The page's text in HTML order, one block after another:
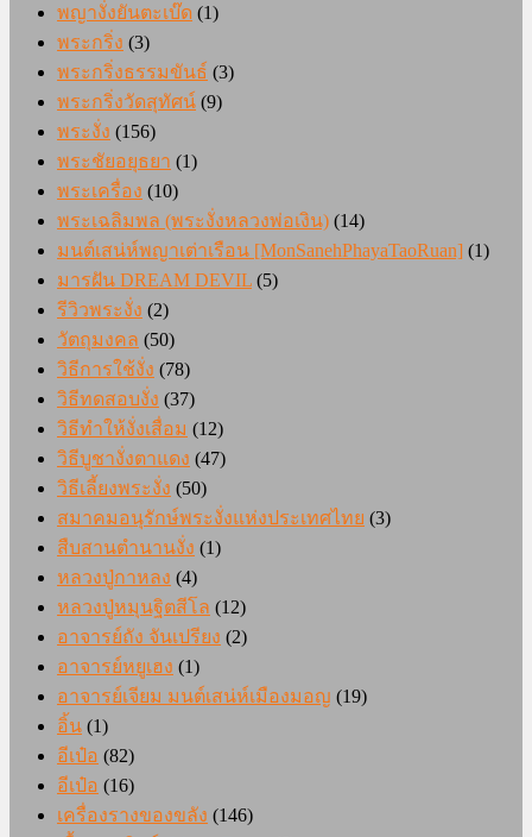
พญางั่งยันตะเบ๊ด (1)
พระกริ่ง (3)
พระกริ่งธรรมขันธ์ (3)
พระกริ่งวัดสุทัศน์ (9)
พระงั่ง (156)
พระชัยอยุธยา (1)
พระเครื่อง (10)
พระเฉลิมพล (พระงั่งหลวงพ่อเงิน) (14)
มนต์เสน่ห์พญาเต่าเรือน [MonSanehPhayaTaoRuan] (1)
มารฝัน DREAM DEVIL (5)
รีวิวพระงั่ง (2)
วัตถุมงคล (50)
วิธีการใช้งั่ง (78)
วิธีทดสอบงั่ง (37)
วิธีทำให้งั่งเสื่อม (12)
วิธีบูชางั่งตาแดง (47)
วิธีเลี้ยงพระงั่ง (50)
สมาคมอนุรักษ์พระงั่งแห่งประเทศไทย (3)
สืบสานตำนานงั่ง (1)
หลวงปู่กาหลง (4)
หลวงปู่หมุนฐิตสีโล (12)
อาจารย์ถัง จันเปรียง (2)
อาจารย์หยูเฮง (1)
อาจารย์เจียม มนต์เสน่ห์เมืองมอญ (19)
อิ้น (1)
อีเป๋อ (82)
อีเป๋อ (16)
เครื่องรางของขลัง (146)